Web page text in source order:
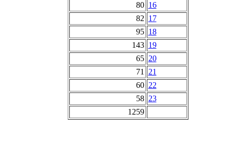
80 16
82 17
95 18
143 19
65 20
71
21
60 22
58 23
1259